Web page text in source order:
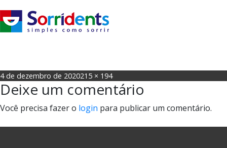
Posted
on
4 de dezembro de 2020Full
size
215 × 194
Deixe um comentário
Você precisa fazer o login para publicar um comentário.
Navegação